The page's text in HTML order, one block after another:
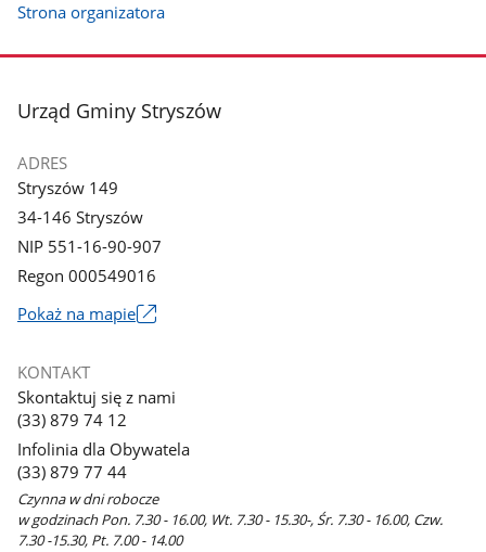
Strona organizatora
stopka
Urząd Gminy Stryszów
ADRES
Stryszów 149
34-146 Stryszów
NIP 551-16-90-907
Regon 000549016
Pokaż na mapieLink
nowym
KONTAKT
Skontaktuj się z nami
(33) 879 74 12
Infolinia dla Obywatela
(33) 879 77 44
Czynna w dni robocze
w godzinach Pon. 7.30 - 16.00, Wt. 7.30 - 15.30-, Śr. 7.30 - 16.00, Czw.
7.30 -15.30, Pt. 7.00 - 14.00